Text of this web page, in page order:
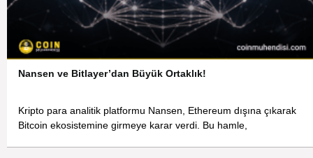
Nansen ve Bitlayer’dan Büyük Ortaklık!
Kripto para analitik platformu Nansen, Ethereum dışına çıkarak
Bitcoin ekosistemine girmeye karar verdi. Bu hamle,